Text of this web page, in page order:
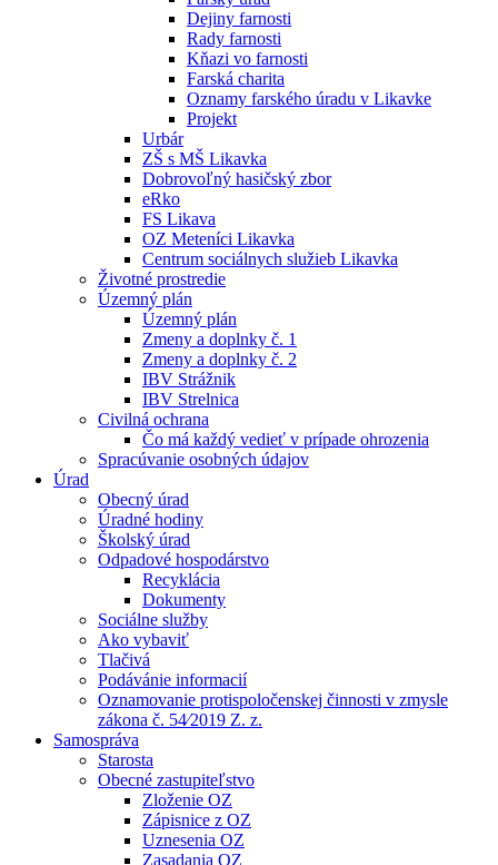
Dejiny farnosti
Rady farnosti
Kňazi vo farnosti
Farská charita
Oznamy farského úradu v Likavke
Projekt
Urbár
ZŠ s MŠ Likavka
Dobrovoľný hasičský zbor
eRko
FS Likava
OZ Meteníci Likavka
Centrum sociálnych služieb Likavka
Životné prostredie
Územný plán
Územný plán
Zmeny a doplnky č. 1
Zmeny a doplnky č. 2
IBV Strážnik
IBV Strelnica
Civilná ochrana
Čo má každý vedieť v prípade ohrozenia
Spracúvanie osobných údajov
Úrad
Obecný úrad
Úradné hodiny
Školský úrad
Odpadové hospodárstvo
Recyklácia
Dokumenty
Sociálne služby
Ako vybaviť
Tlačivá
Podávánie informacií
Oznamovanie protispoločenskej činnosti v zmysle
zákona č. 54⁄2019 Z. z.
Samospráva
Starosta
Obecné zastupiteľstvo
Zloženie OZ
Zápisnice z OZ
Uznesenia OZ
Zasadania OZ